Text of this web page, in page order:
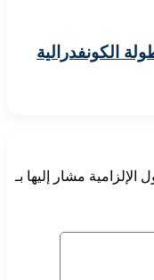
الكونفدرالية
الإلزامية مشار إليها بـ